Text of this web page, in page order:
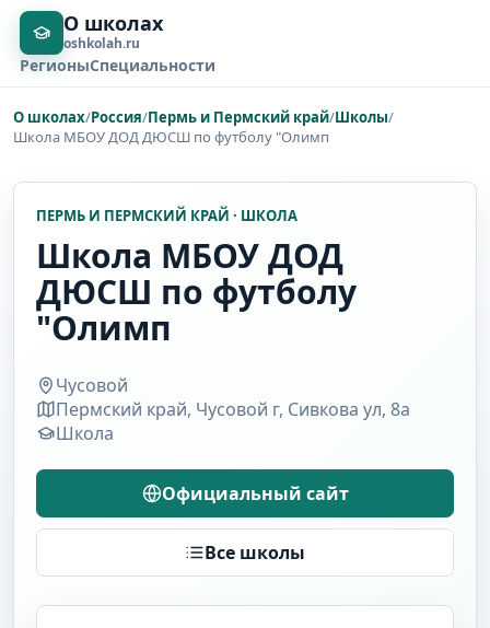
О школах
oshkolah.ru
РегионыСпециальности
О школах/Россия/Пермь и Пермский край/Школы/
Школа МБОУ ДОД ДЮСШ по футболу "Олимп
ПЕРМЬ И ПЕРМСКИЙ КРАЙ · ШКОЛА
Школа МБОУ ДОД
ДЮСШ по футболу
"Олимп
Чусовой
Пермский край, Чусовой г, Сивкова ул, 8а
Школа
Официальный сайт
Все школы